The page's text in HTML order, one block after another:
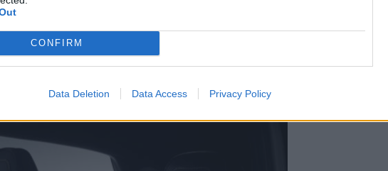
CONFIRM
Data Deletion Data Access Privacy Policy
nos modelos Focus ST e Fiesta ST, uma vez
procura das versões desportivas ST e ST-Line.